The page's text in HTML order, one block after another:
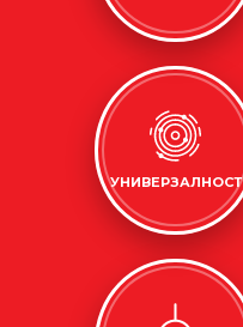
УНИВЕРЗАЛНОСТ